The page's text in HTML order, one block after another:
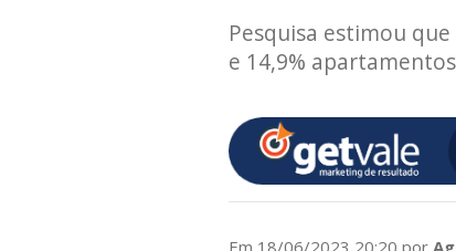
Pesquisa estimou
e 14,9% apartamentos